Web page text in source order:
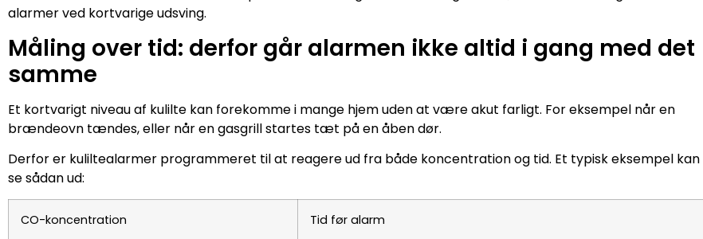
alarmer ved kortvarige udsving.
Måling over tid: derfor går alarmen ikke altid i gang med det
samme
Et kortvarigt niveau af kulilte kan forekomme i mange hjem uden at være akut farligt. For eksempel når en
brændeovn tændes, eller når en gasgrill startes tæt på en åben dør.
Derfor er kuliltealarmer programmeret til at reagere ud fra både koncentration og tid. Et typisk eksempel kan
se sådan ud:
CO-koncentration Tid før alarm